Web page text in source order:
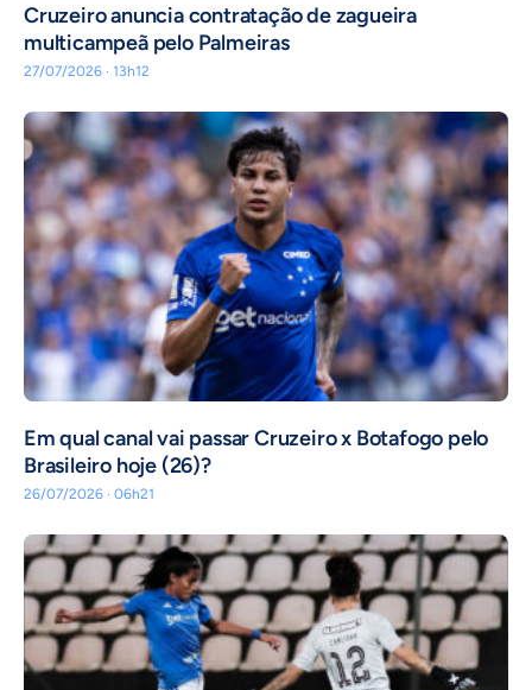
Cruzeiro anuncia contratação de zagueira
multicampeã pelo Palmeiras
27/07/2026 · 13h12
Em qual canal vai passar Cruzeiro x Botafogo pelo
Brasileiro hoje (26)?
26/07/2026 · 06h21